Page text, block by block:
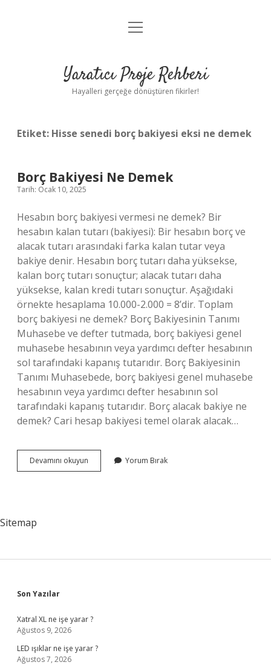
Anasayfa
Yasal Uyarı
menüyü
Yaratıcı Proje Rehberi
Hayalleri gerçeğe dönüştüren fikirler!
Etiket: Hisse senedi borç bakiyesi eksi ne demek
Borç Bakiyesi Ne Demek
Tarih: Ocak 10, 2025
Hesabın borç bakiyesi vermesi ne demek? Bir
hesabın kalan tutarı (bakiyesi): Bir hesabın borç ve
alacak tutarı arasındaki farka kalan tutar veya
bakiye denir. Hesabın borç tutarı daha yüksekse,
kalan borç tutarı sonuçtur; alacak tutarı daha
yüksekse, kalan kredi tutarı sonuçtur. Aşağıdaki
örnekte hesaplama 10.000-2.000 = 8’dir. Toplam
borç bakiyesi ne demek? Borç Bakiyesinin Tanımı
Muhasebe ve defter tutmada, borç bakiyesi genel
muhasebe hesabının veya yardımcı defter hesabının
sol tarafındaki kapanış tutarıdır. Borç Bakiyesinin
Tanımı Muhasebede, borç bakiyesi genel muhasebe
hesabının veya yardımcı defter hesabının sol
tarafındaki kapanış tutarıdır. Borç alacak bakiye ne
demek? Cari hesap bakiyesi temel olarak alacak…
Devamını okuyun
Bakiyesi
Yorum Bırak
Sitemap
Sidebar
Son Yazılar
Xatral XL ne işe yarar ?
Ağustos 9, 2026
LED ışıklar ne işe yarar ?
Ağustos 7, 2026